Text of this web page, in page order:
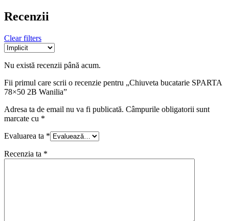
Recenzii
Clear filters
Nu există recenzii până acum.
Fii primul care scrii o recenzie pentru „Chiuveta bucatarie SPARTA
78×50 2B Wanilia”
Adresa ta de email nu va fi publicată. Câmpurile obligatorii sunt
marcate cu *
Evaluarea ta *
Recenzia ta *